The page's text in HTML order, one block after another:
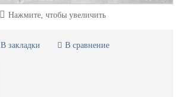
Нажмите, чтобы увеличить
В закладки В сравнение